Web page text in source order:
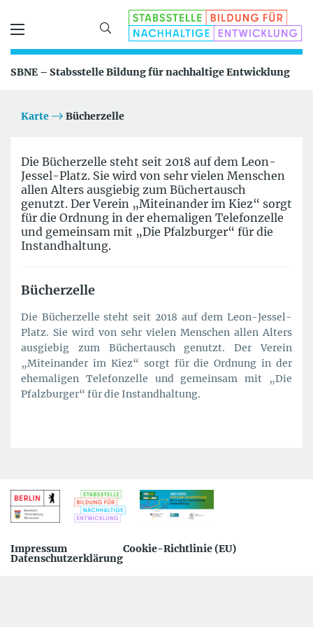
SBNE – Stabsstelle Bildung für nachhaltige Entwicklung
Karte Bücherzelle
Die Bücherzelle steht seit 2018 auf dem Leon-
Jessel-Platz. Sie wird von sehr vielen Menschen
allen Alters ausgiebig zum Büchertausch
genutzt. Der Verein „Miteinander im Kiez“ sorgt
für die Ordnung in der ehemaligen Telefonzelle
und gemeinsam mit „Die Pfalzburger“ für die
Instandhaltung.
Bücherzelle
Die Bücherzelle steht seit 2018 auf dem Leon-Jessel-
Platz. Sie wird von sehr vielen Menschen allen Alters
ausgiebig zum Büchertausch genutzt. Der Verein
„Miteinander im Kiez“ sorgt für die Ordnung in der
ehemaligen Telefonzelle und gemeinsam mit „Die
Pfalzburger“ für die Instandhaltung.
Impressum
Datenschutzerklärung
Cookie-Richtlinie (EU)